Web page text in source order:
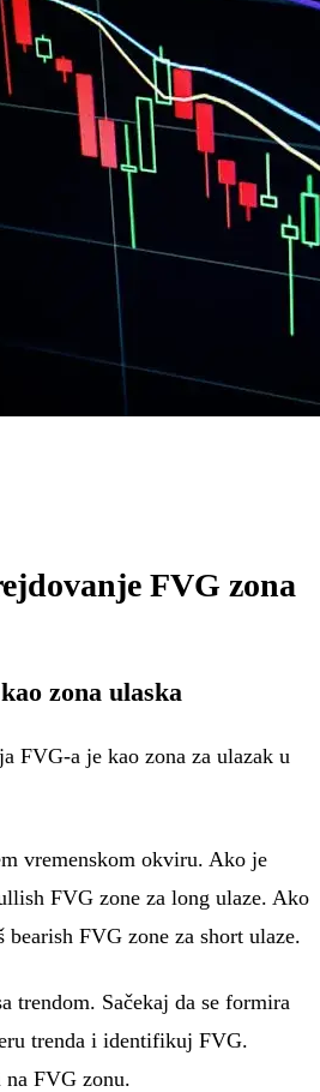
FVG zona
zona ulaska
FVG-a je kao zona za ulazak u
vremenskom okviru. Ako je
FVG zone za long ulaze. Ako
bearish FVG zone za short ulaze.
trendom. Sačekaj da se formira
trenda i identifikuj FVG.
na FVG zonu.